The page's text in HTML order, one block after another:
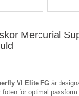
Mercurial
VI Elite FG är
foten för optimal